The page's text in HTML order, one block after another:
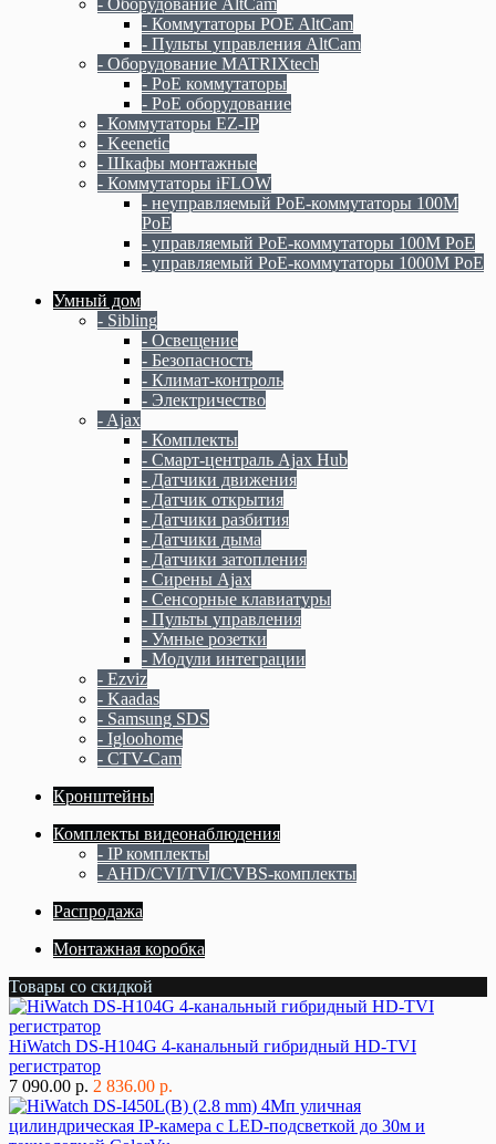
- Коммутаторы POE AltCam
- Пульты управления AltCam
- Оборудование MATRIXtech
- PoE коммутаторы
- PoE оборудование
- Коммутаторы EZ-IP
- Keenetic
- Шкафы монтажные
- Коммутаторы iFLOW
- неуправляемый PoE-коммутаторы 100M
PoE
- управляемый PoE-коммутаторы 100M PoE
- управляемый PoE-коммутаторы 1000M PoE
Умный дом
- Sibling
- Освещение
- Безопасность
- Климат-контроль
- Электричество
- Ajax
- Комплекты
- Смарт-централь Ajax Hub
- Датчики движения
- Датчик открытия
- Датчики разбития
- Датчики дыма
- Датчики затопления
- Сирены Ajax
- Сенсорные клавиатуры
- Пульты управления
- Умные розетки
- Модули интеграции
- Ezviz
- Kaadas
- Samsung SDS
- Igloohome
- CTV-Cam
Кронштейны
Комплекты видеонаблюдения
- IP комплекты
- AHD/CVI/TVI/CVBS-комплекты
Распродажа
Монтажная коробка
Товары со скидкой
HiWatch DS-H104G 4-канальный гибридный HD-TVI
регистратор
7 090.00 р. 2 836.00 р.